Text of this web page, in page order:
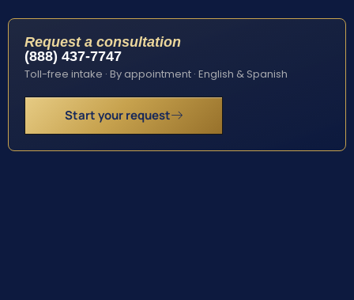
Request a consultation
(888) 437-7747
Toll-free intake · By appointment · English & Spanish
Start your request